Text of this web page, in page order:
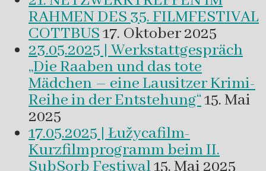
RAHMEN DES 35. FILMFESTIVAL
COTTBUS17. Oktober 2025
23.05.2025 | Werkstattgespräch
„Die Raaben und das tote
Mädchen – eine Lausitzer Krimi-
Reihe in der Entstehung“15. Mai
2025
17.05.2025 | Łužycafilm-
Kurzfilmprogramm beim II.
SubSorb Festiwal15. Mai 2025